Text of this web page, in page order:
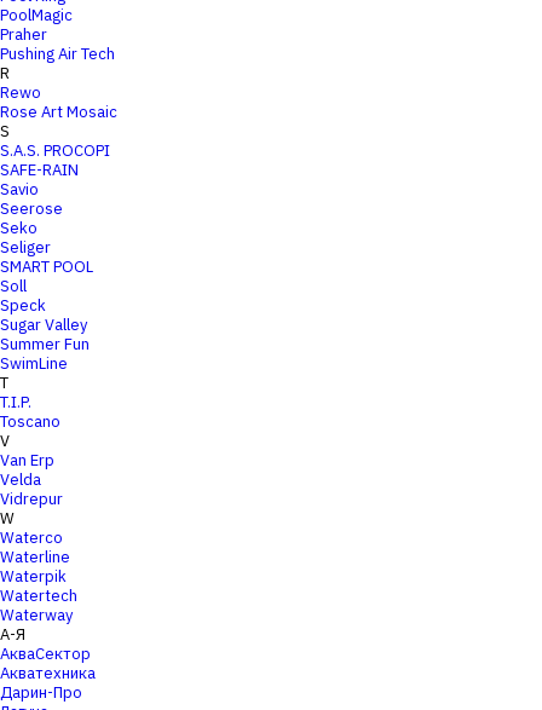
PoolMagic
Praher
Pushing Air Tech
R
Rewo
Rose Art Mosaic
S
S.A.S. PROCOPI
SAFE-RAIN
Savio
Seerose
Seko
Seliger
SMART POOL
Soll
Speck
Sugar Valley
Summer Fun
SwimLine
T
T.I.P.
Toscano
V
Van Erp
Velda
Vidrepur
W
Waterco
Waterline
Waterpik
Watertech
Waterway
А-Я
АкваСектор
Акватехника
Дарин-Про